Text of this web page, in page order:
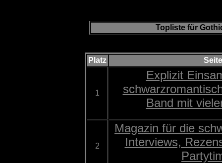
Topliste für
Platz
1
Explizit
Band mit
2
Magazin für die
Interviews,